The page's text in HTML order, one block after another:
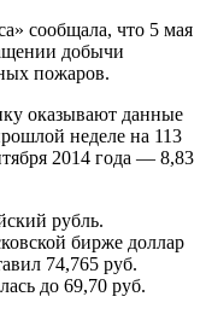
сообщала, что 5 мая
добычи
пожаров.
оказывают данные
неделе на 113
2014 года — 8,83
рубль.
бирже доллар
74,765 руб.
до 69,70 руб.